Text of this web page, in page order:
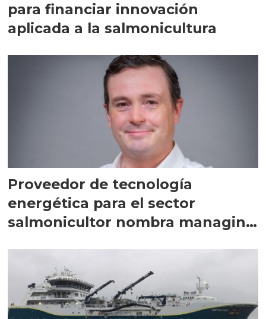
para financiar innovación
aplicada a la salmonicultura
Proveedor de tecnología
energética para el sector
salmonicultor nombra managing